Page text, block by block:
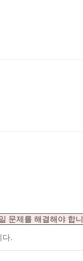
문제를 해결해야 합
다.